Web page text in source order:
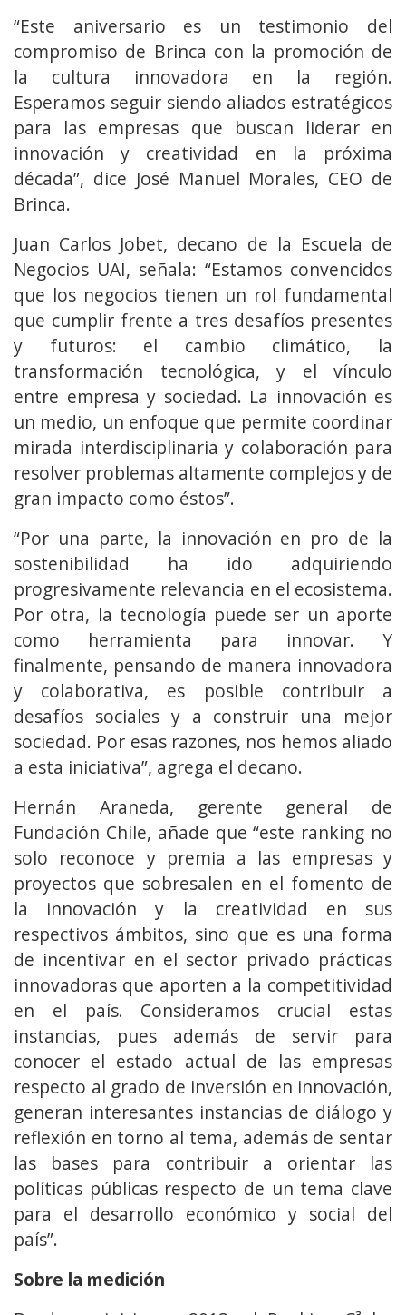
“Este aniversario es un testimonio del
compromiso de Brinca con la promoción de
la cultura innovadora en la región.
Esperamos seguir siendo aliados estratégicos
para las empresas que buscan liderar en
innovación y creatividad en la próxima
década”, dice José Manuel Morales, CEO de
Brinca.
Juan Carlos Jobet, decano de la Escuela de
Negocios UAI, señala: “Estamos convencidos
que los negocios tienen un rol fundamental
que cumplir frente a tres desafíos presentes
y futuros: el cambio climático, la
transformación tecnológica, y el vínculo
entre empresa y sociedad. La innovación es
un medio, un enfoque que permite coordinar
mirada interdisciplinaria y colaboración para
resolver problemas altamente complejos y de
gran impacto como éstos”.
“Por una parte, la innovación en pro de la
sostenibilidad ha ido adquiriendo
progresivamente relevancia en el ecosistema.
Por otra, la tecnología puede ser un aporte
como herramienta para innovar. Y
finalmente, pensando de manera innovadora
y colaborativa, es posible contribuir a
desafíos sociales y a construir una mejor
sociedad. Por esas razones, nos hemos aliado
a esta iniciativa”, agrega el decano.
Hernán Araneda, gerente general de
Fundación Chile, añade que “este ranking no
solo reconoce y premia a las empresas y
proyectos que sobresalen en el fomento de
la innovación y la creatividad en sus
respectivos ámbitos, sino que es una forma
de incentivar en el sector privado prácticas
innovadoras que aporten a la competitividad
en el país. Consideramos crucial estas
instancias, pues además de servir para
conocer el estado actual de las empresas
respecto al grado de inversión en innovación,
generan interesantes instancias de diálogo y
reflexión en torno al tema, además de sentar
las bases para contribuir a orientar las
políticas públicas respecto de un tema clave
para el desarrollo económico y social del
país”.
Sobre la medición